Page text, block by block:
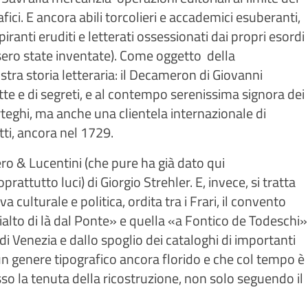
E ancora abili torcolieri e accademici esuberanti,
eruditi e letterati ossessionati dai propri esordi
state inventate). Come oggetto  della
storia letteraria: il Decameron di Giovanni
e di segreti, e al contempo serenissima signora dei
ma anche una clientela internazionale di
ancora nel 1729.
& Lucentini (che pure ha già dato qui
luci) di Giorgio Strehler. E, invece, si tratta
culturale e politica, ordita tra i Frari, il convento
di là dal Ponte» e quella «a Fontico de Todeschi»
Venezia e dallo spoglio dei cataloghi di importanti
genere tipografico ancora florido e che col tempo è
la tenuta della ricostruzione, non solo seguendo il